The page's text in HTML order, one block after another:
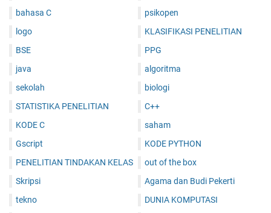
bahasa C
logo
BSE
java
sekolah
STATISTIKA PENELITIAN
KODE C
Gscript
PENELITIAN TINDAKAN KELAS
Skripsi
tekno
psikopen
KLASIFIKASI PENELITIAN
PPG
algoritma
biologi
C++
saham
KODE PYTHON
out of the box
Agama dan Budi Pekerti
DUNIA KOMPUTASI